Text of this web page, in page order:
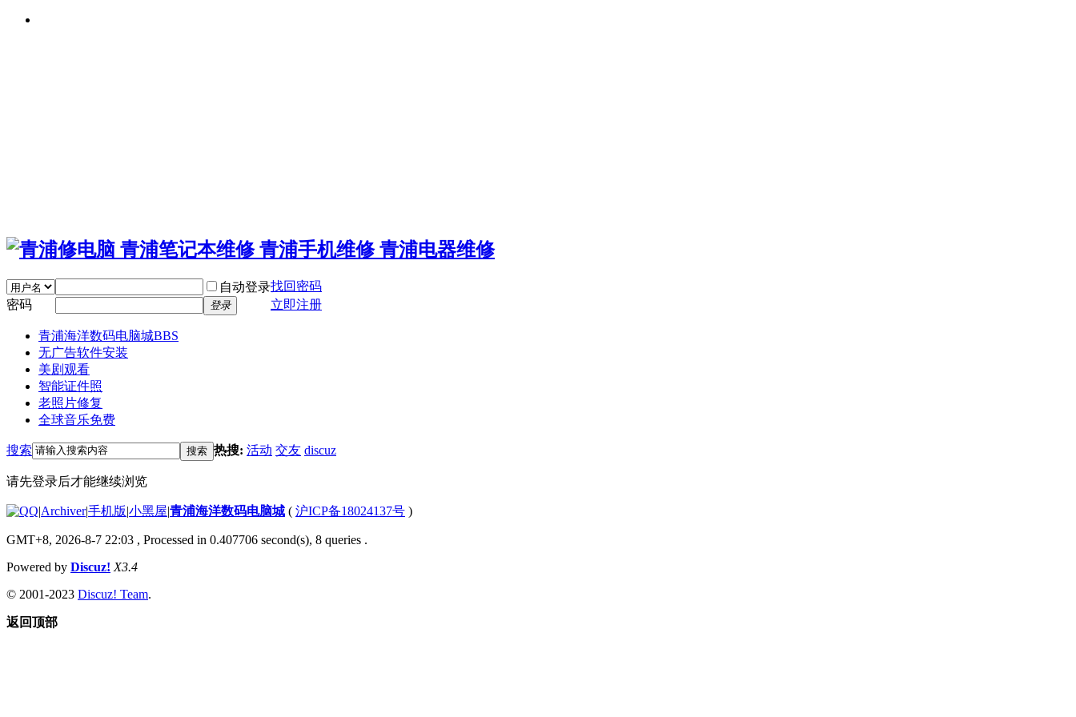
自动登录找回密码
密码
登录 立即注册
青浦海洋数码电脑城BBS
无广告软件安装
美剧观看
智能证件照
老照片修复
全球音乐免费
搜索 搜索 热搜: 活动 交友 discuz
请先登录后才能继续浏览
|Archiver|手机版|小黑屋|青浦海洋数码电脑城 ( 沪ICP备18024137号 )
GMT+8, 2026-8-7 22:03 , Processed in 0.407706 second(s), 8 queries .
Powered by Discuz! X3.4
© 2001-2023 Discuz! Team.
返回顶部